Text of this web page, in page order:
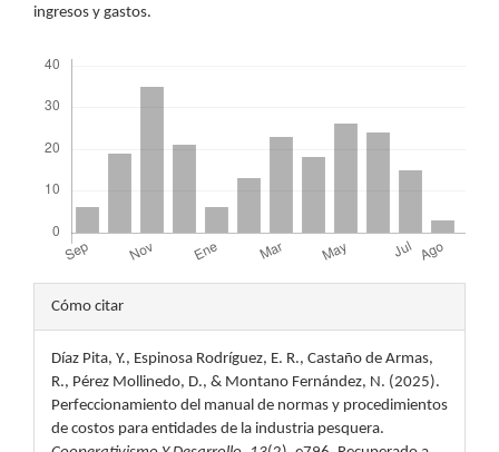
ingresos y gastos.
Detalles
del
artículo
Cómo citar
Díaz Pita, Y., Espinosa Rodríguez, E. R., Castaño de Armas,
R., Pérez Mollinedo, D., & Montano Fernández, N. (2025).
Perfeccionamiento del manual de normas y procedimientos
de costos para entidades de la industria pesquera.